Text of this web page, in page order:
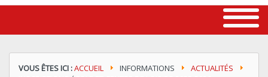
VOUS ÊTES ICI :ACCUEIL INFORMATIONS
ACTUALITÉS